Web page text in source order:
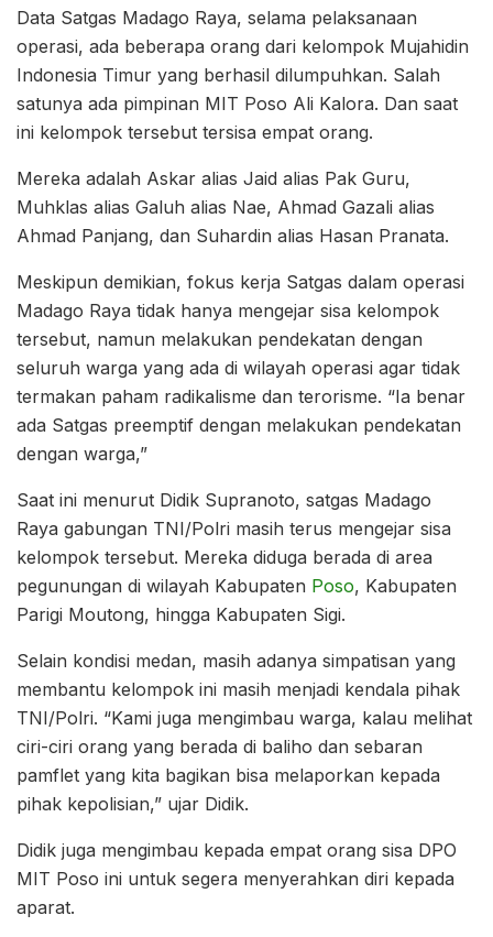
Data Satgas Madago Raya, selama pelaksanaan
operasi, ada beberapa orang dari kelompok Mujahidin
Indonesia Timur yang berhasil dilumpuhkan. Salah
satunya ada pimpinan MIT Poso Ali Kalora. Dan saat
ini kelompok tersebut tersisa empat orang.
Mereka adalah Askar alias Jaid alias Pak Guru,
Muhklas alias Galuh alias Nae, Ahmad Gazali alias
Ahmad Panjang, dan Suhardin alias Hasan Pranata.
Meskipun demikian, fokus kerja Satgas dalam operasi
Madago Raya tidak hanya mengejar sisa kelompok
tersebut, namun melakukan pendekatan dengan
seluruh warga yang ada di wilayah operasi agar tidak
termakan paham radikalisme dan terorisme. “Ia benar
ada Satgas preemptif dengan melakukan pendekatan
dengan warga,”
Saat ini menurut Didik Supranoto, satgas Madago
Raya gabungan TNI/Polri masih terus mengejar sisa
kelompok tersebut. Mereka diduga berada di area
pegunungan di wilayah Kabupaten Poso, Kabupaten
Parigi Moutong, hingga Kabupaten Sigi.
Selain kondisi medan, masih adanya simpatisan yang
membantu kelompok ini masih menjadi kendala pihak
TNI/Polri. “Kami juga mengimbau warga, kalau melihat
ciri-ciri orang yang berada di baliho dan sebaran
pamflet yang kita bagikan bisa melaporkan kepada
pihak kepolisian,” ujar Didik.
Didik juga mengimbau kepada empat orang sisa DPO
MIT Poso ini untuk segera menyerahkan diri kepada
aparat.